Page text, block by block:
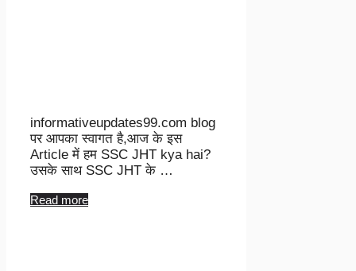
informativeupdates99.com blog
पर आपका स्वागत है,आज के इस
Article में हम SSC JHT kya hai?
उसके साथ SSC JHT के …
Read more